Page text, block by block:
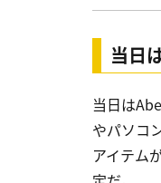
当日
当日は
やパソコ
アイテム